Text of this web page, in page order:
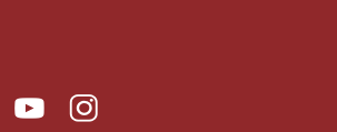
YoutubeInstagram